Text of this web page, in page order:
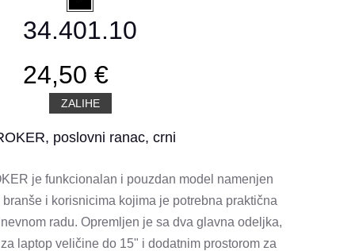
34.401.10
24,50 €
ZALIHE
poslovni ranac, crni
je funkcionalan i pouzdan model namenjen
i korisnicima kojima je potrebna praktična
radu. Opremljen je sa dva glavna odeljka,
laptop veličine do 15" i dodatnim prostorom za